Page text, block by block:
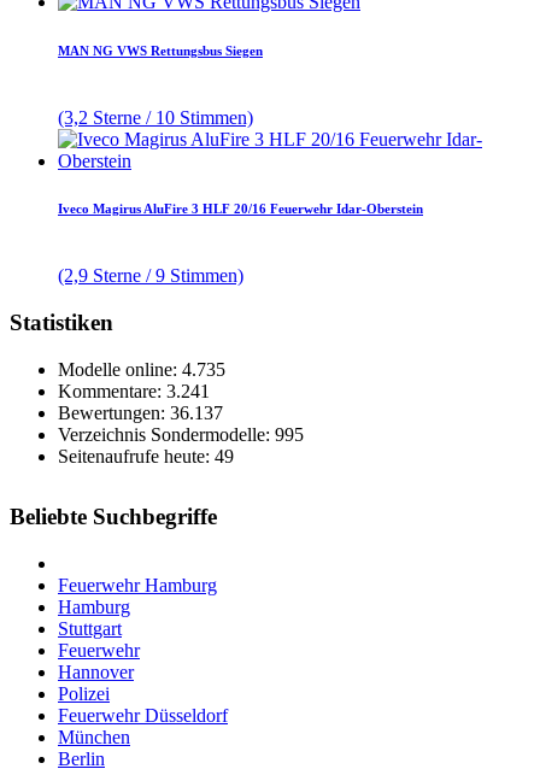
MAN NG VWS Rettungsbus Siegen
(3,2 Sterne / 10 Stimmen)
Iveco Magirus AluFire 3 HLF 20/16 Feuerwehr Idar-Oberstein
(2,9 Sterne / 9 Stimmen)
Statistiken
Modelle online: 4.735
Kommentare: 3.241
Bewertungen: 36.137
Verzeichnis Sondermodelle: 995
Seitenaufrufe heute: 49
Beliebte Suchbegriffe
Feuerwehr Hamburg
Hamburg
Stuttgart
Feuerwehr
Hannover
Polizei
Feuerwehr Düsseldorf
München
Berlin